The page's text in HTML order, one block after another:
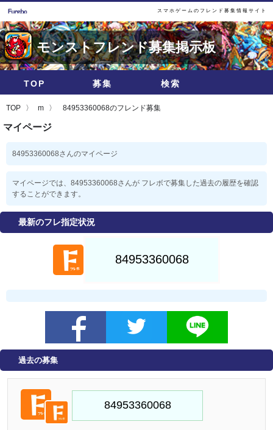
スマホゲームのフレンド募集情報サイト
モンストフレンド募集掲示板
TOP 募集 検索
TOP m 84953360068のフレンド募集
マイページ
84953360068さんのマイページ
マイページでは、84953360068さんが フレボで募集した過去の履歴を確認
することができます。
最新のフレ指定状況
過去の募集